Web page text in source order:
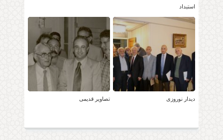
استبداد
دیدار نوروزی تصاویر قدیمی